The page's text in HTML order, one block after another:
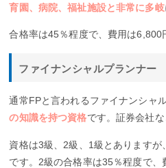
育園、病院、福祉施設と非常に多岐
合格率は45％程度で、費用は6,800
ファイナンシャルプランナー
通常FPと言われるファイナンシャ
の知識を持つ資格です。証券会社
資格は3級、2級、1級とあります
です。2級の合格率は35％程度で